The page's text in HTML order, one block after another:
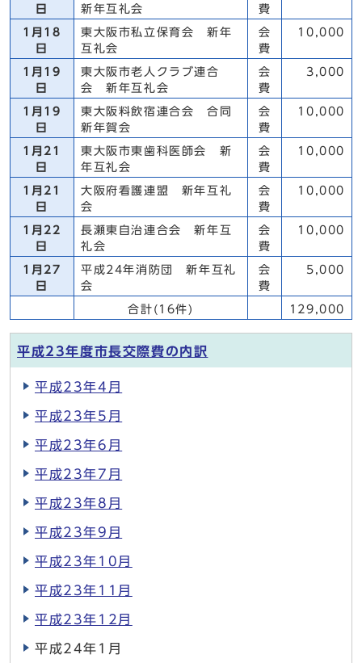
日
新年互礼会
費
1月18
日
東大阪市私立保育会 新年
互礼会
会
費
10,000
1月19
日
東大阪市老人クラブ連合
会 新年互礼会
会
費
3,000
1月19
日
東大阪料飲宿連合会 合同
新年賀会
会
費
10,000
1月21
日
東大阪市東歯科医師会 新
年互礼会
会
費
10,000
1月21
日
大阪府看護連盟 新年互礼
会
会
費
10,000
1月22
日
長瀬東自治連合会 新年互
礼会
会
費
10,000
1月27
日
平成24年消防団 新年互礼
会
会
費
5,000
合計(16件) 129,000
平成23年度市長交際費の内訳
平成23年4月
平成23年5月
平成23年6月
平成23年7月
平成23年8月
平成23年9月
平成23年10月
平成23年11月
平成23年12月
平成24年1月